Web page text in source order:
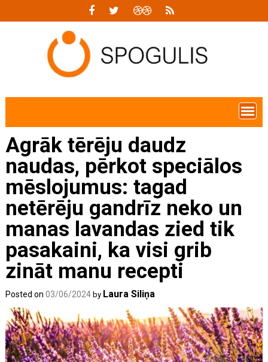
Agrāk tērēju daudz
naudas, pērkot speciālos
mēslojumus: tagad
netērēju gandrīz neko un
manas lavandas zied tik
pasakaini, ka visi grib
zināt manu recepti
Posted on03/06/2024 by Laura Siliņa